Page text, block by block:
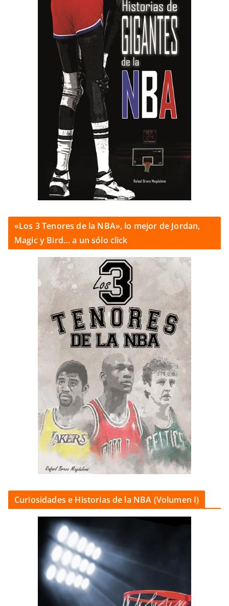
«Los 3 Tenores de la NBA», lo mejor de Jordan,
Magic y Bird… a un sólo click
Curiosidades e Historias de la NBA (Volumen I)